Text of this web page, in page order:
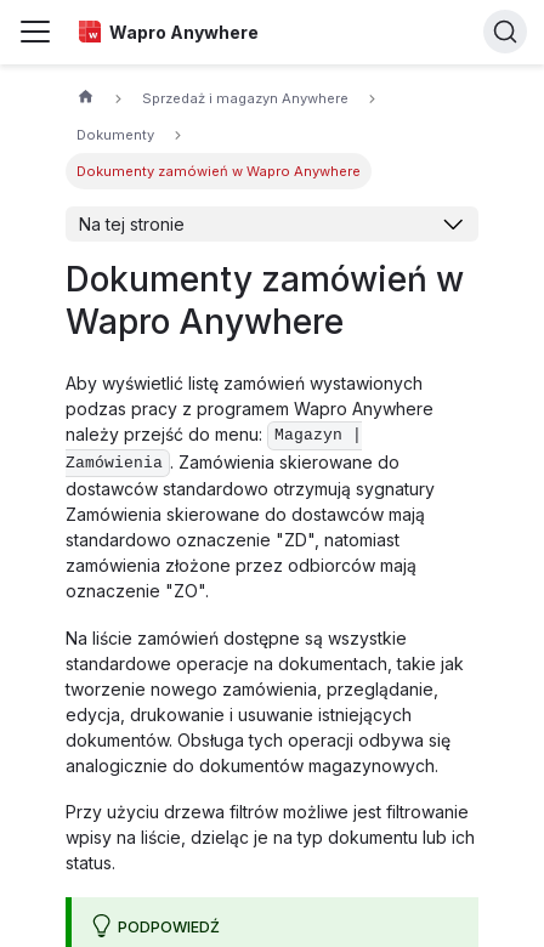
Wapro Anywhere
Sprzedaż i magazyn Anywhere
Dokumenty
Dokumenty zamówień w Wapro Anywhere
Na tej stronie
Dokumenty zamówień w
Wapro Anywhere
Aby wyświetlić listę zamówień wystawionych
podzas pracy z programem Wapro Anywhere
należy przejść do menu:
Magazyn |
Zamówienia . Zamówienia skierowane do
dostawców standardowo otrzymują sygnatury
Zamówienia skierowane do dostawców mają
standardowo oznaczenie "ZD", natomiast
zamówienia złożone przez odbiorców mają
oznaczenie "ZO".
Na liście zamówień dostępne są wszystkie
standardowe operacje na dokumentach, takie jak
tworzenie nowego zamówienia, przeglądanie,
edycja, drukowanie i usuwanie istniejących
dokumentów. Obsługa tych operacji odbywa się
analogicznie do dokumentów magazynowych.
Przy użyciu drzewa filtrów możliwe jest filtrowanie
wpisy na liście, dzieląc je na typ dokumentu lub ich
status.
PODPOWIEDŹ